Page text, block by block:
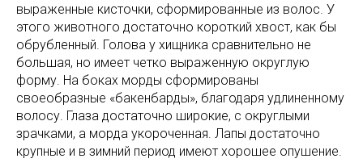
выраженные кисточки, сформированные из волос. У
этого животного достаточно короткий хвост, как бы
обрубленный. Голова у хищника сравнительно не
большая, но имеет четко выраженную округлую
форму. На боках морды сформированы
своеобразные «бакенбарды», благодаря удлиненному
волосу. Глаза достаточно широкие, с округлыми
зрачками, а морда укороченная. Лапы достаточно
крупные и в зимний период имеют хорошее опушение.